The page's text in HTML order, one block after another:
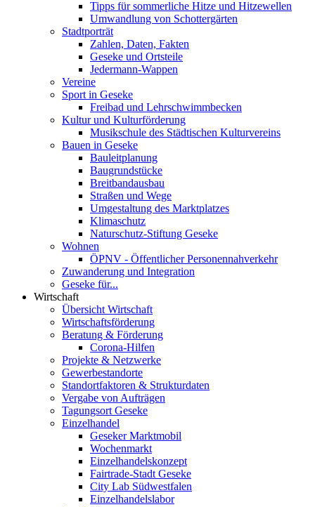
Tipps für sommerliche Hitze und Hitzewellen
Umwandlung von Schottergärten
Stadtporträt
Zahlen, Daten, Fakten
Geseke und Ortsteile
Jedermann-Wappen
Vereine
Sport in Geseke
Freibad und Lehrschwimmbecken
Kultur und Kulturförderung
Musikschule des Städtischen Kulturvereins
Bauen in Geseke
Bauleitplanung
Baugrundstücke
Breitbandausbau
Straßen und Wege
Umgestaltung des Marktplatzes
Klimaschutz
Naturschutz-Stiftung Geseke
Wohnen
ÖPNV - Öffentlicher Personennahverkehr
Zuwanderung und Integration
Geseke für...
Wirtschaft
Übersicht Wirtschaft
Wirtschaftsförderung
Beratung & Förderung
Corona-Hilfen
Projekte & Netzwerke
Gewerbestandorte
Standortfaktoren & Strukturdaten
Vergabe von Aufträgen
Tagungsort Geseke
Einzelhandel
Geseker Marktmobil
Wochenmarkt
Einzelhandelskonzept
Fairtrade-Stadt Geseke
City Lab Südwestfalen
Einzelhandelslabor